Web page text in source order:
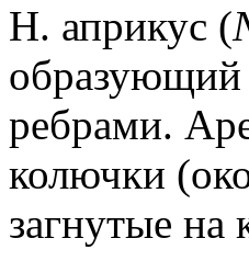
Н. априкус (
образующий
ребрами.
колючки
загнутые